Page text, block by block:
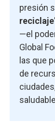
presión
reciclaje
—el
Global
las que
de